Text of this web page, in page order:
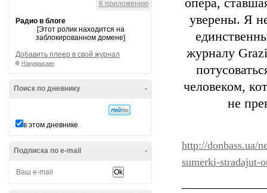
К приложению
Радио в блоге
[Этот ролик находится на
заблокированном домене]
Добавить плеер в свой журнал
© Накукрыскин
-
Поиск по дневнику
в этом дневнике
-
Подписка по e-mail
опера,
уверены. Я
журналу
человеком,
не
http://donbass.ua/
sumerki-stradajut-